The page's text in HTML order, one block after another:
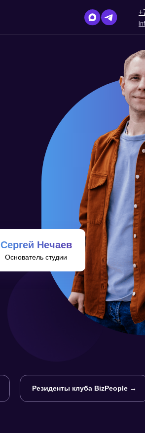
+7 (921) 576-02-00
info@nechaevstudio.ru
Сергей Нечаев
Основатель студии
Резиденты клуба BizPeople →